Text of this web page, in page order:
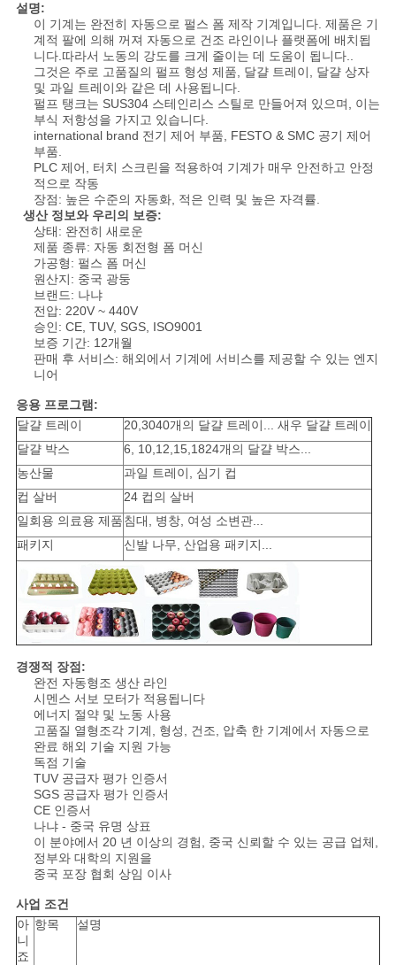
사
PRIVACY
POLICY
설명:
이 기계는 완전히 자동으로 펄스 폼 제작 기계입니다. 제품은 기
계적 팔에 의해 꺼져 자동으로 건조 라인이나 플랫폼에 배치됩
니다.따라서 노동의 강도를 크게 줄이는 데 도움이 됩니다..
그것은 주로 고품질의 펄프 형성 제품, 달걀 트레이, 달걀 상자
및 과일 트레이와 같은 데 사용됩니다.
펄프 탱크는 SUS304 스테인리스 스틸로 만들어져 있으며, 이는
부식 저항성을 가지고 있습니다.
international brand 전기 제어 부품, FESTO & SMC 공기 제어
부품.
PLC 제어, 터치 스크린을 적용하여 기계가 매우 안전하고 안정
적으로 작동
장점: 높은 수준의 자동화, 적은 인력 및 높은 자격률.
생산 정보와 우리의 보증:
상태: 완전히 새로운
제품 종류: 자동 회전형 폼 머신
가공형: 펄스 폼 머신
원산지: 중국 광둥
브랜드: 나냐
전압: 220V ~ 440V
승인: CE, TUV, SGS, ISO9001
보증 기간: 12개월
판매 후 서비스: 해외에서 기계에 서비스를 제공할 수 있는 엔지
니어
응용 프로그램:
달걀 트레이
20,3040개의 달걀 트레이... 새우 달걀 트레이
달걀 박스
6, 10,12,15,1824개의 달걀 박스...
농산물
과일 트레이, 심기 컵
컵 살버
24 컵의 살버
일회용 의료용 제품침대, 병창, 여성 소변관...
패키지
신발 나무, 산업용 패키지...
경쟁적 장점:
완전 자동형조 생산 라인
시멘스 서보 모터가 적용됩니다
에너지 절약 및 노동 사용
고품질 열형조각 기계, 형성, 건조, 압축 한 기계에서 자동으로
완료 해외 기술 지원 가능
독점 기술
TUV 공급자 평가 인증서
SGS 공급자 평가 인증서
CE 인증서
나냐 - 중국 유명 상표
이 분야에서 20 년 이상의 경험, 중국 신뢰할 수 있는 공급 업체,
정부와 대학의 지원을
중국 포장 협회 상임 이사
사업 조건
아
니
죠
항목 설명